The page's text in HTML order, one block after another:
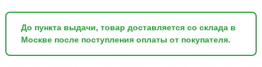
До пункта выдачи, товар доставляется со склада в
Москве после поступления оплаты от покупателя.